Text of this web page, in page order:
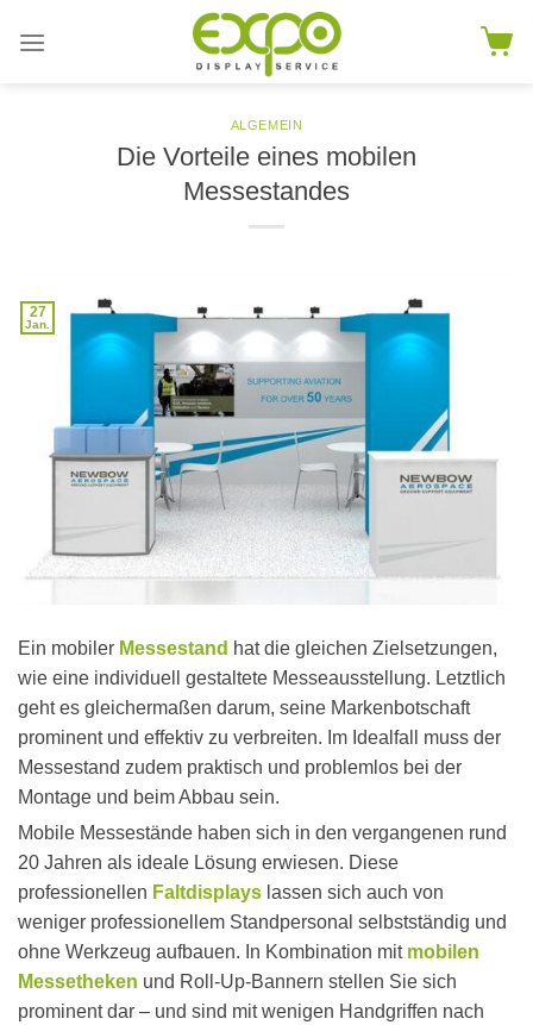
ALGEMEIN
Die Vorteile eines mobilen
Messestandes
27
Jan.
Ein mobiler Messestand hat die gleichen Zielsetzungen,
wie eine individuell gestaltete Messeausstellung. Letztlich
geht es gleichermaßen darum, seine Markenbotschaft
prominent und effektiv zu verbreiten. Im Idealfall muss der
Messestand zudem praktisch und problemlos bei der
Montage und beim Abbau sein.
Mobile Messestände haben sich in den vergangenen rund
20 Jahren als ideale Lösung erwiesen. Diese
professionellen Faltdisplays lassen sich auch von
weniger professionellem Standpersonal selbstständig und
ohne Werkzeug aufbauen. In Kombination mit mobilen
Messetheken und Roll-Up-Bannern stellen Sie sich
prominent dar – und sind mit wenigen Handgriffen nach